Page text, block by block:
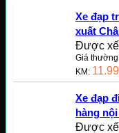
Xe đạp
xuất
Được
Giá
KM:
Xe đạp
hàng
Được